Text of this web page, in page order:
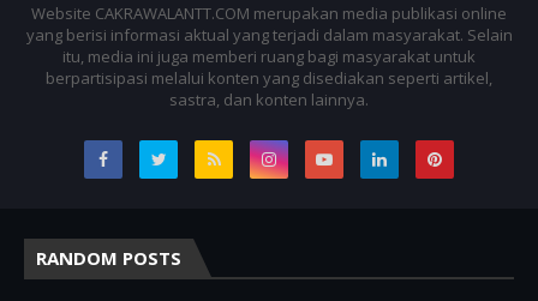
Website CAKRAWALANTT.COM merupakan media publikasi online
yang berisi informasi aktual yang terjadi dalam masyarakat. Selain
itu, media ini juga memberi ruang bagi masyarakat untuk
berpartisipasi melalui konten yang disediakan seperti artikel,
sastra, dan konten lainnya.
RANDOM POSTS